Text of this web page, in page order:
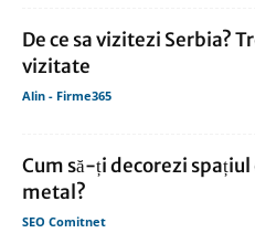
De ce sa vizitezi Serbia?
vizitate
Alin - Firme365
Cum să-ți decorezi
metal?
SEO Comitnet